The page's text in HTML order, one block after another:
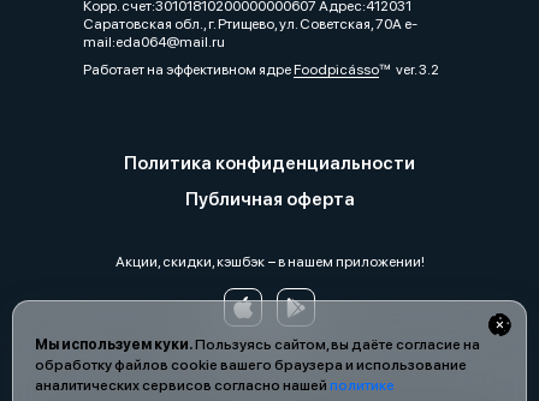
Мы используем куки.Пользуясь сайтом, вы даёте согласие на
обработку файлов cookie вашего браузера и использование
аналитических сервисов согласно нашей политике
Корр. счет:30101810200000000607 Адрес:412031
Саратовская обл., г. Ртищево, ул. Советская, 70А e-
mail:eda064@mail.ru
Работает на эффективном ядреFoodpicássover. 3.2
Политика конфиденциальности
Публичная оферта
Акции, скидки, кэшбэк − в нашем приложении!